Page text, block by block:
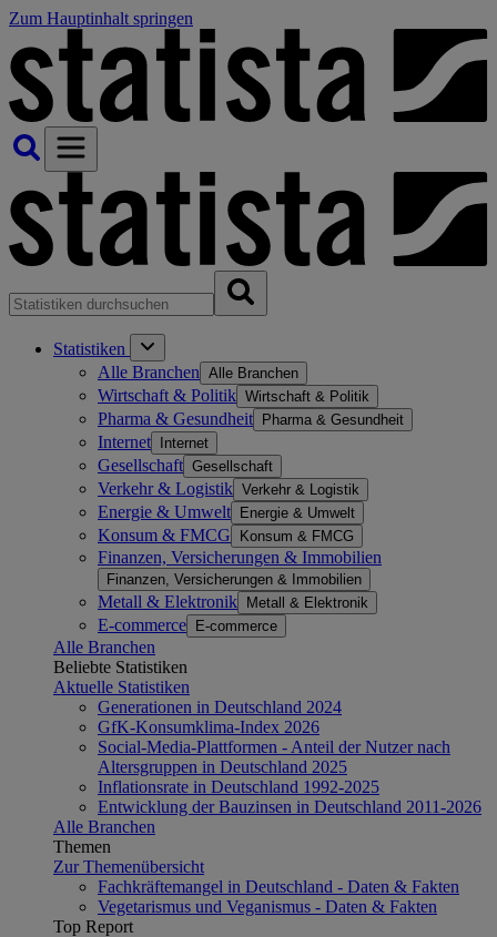
Zum Hauptinhalt springen
Statistiken
Alle Branchen Alle Branchen
Wirtschaft & Politik Wirtschaft & Politik
Pharma & Gesundheit Pharma & Gesundheit
Internet Internet
Gesellschaft Gesellschaft
Verkehr & Logistik Verkehr & Logistik
Energie & Umwelt Energie & Umwelt
Konsum & FMCG Konsum & FMCG
Finanzen, Versicherungen & Immobilien
Finanzen, Versicherungen & Immobilien
Metall & Elektronik Metall & Elektronik
E-commerce E-commerce
Alle Branchen
Beliebte Statistiken
Aktuelle Statistiken
Generationen in Deutschland 2024
GfK-Konsumklima-Index 2026
Social-Media-Plattformen - Anteil der Nutzer nach
Altersgruppen in Deutschland 2025
Inflationsrate in Deutschland 1992-2025
Entwicklung der Bauzinsen in Deutschland 2011-2026
Alle Branchen
Themen
Zur Themenübersicht
Fachkräftemangel in Deutschland - Daten & Fakten
Vegetarismus und Veganismus - Daten & Fakten
Top Report